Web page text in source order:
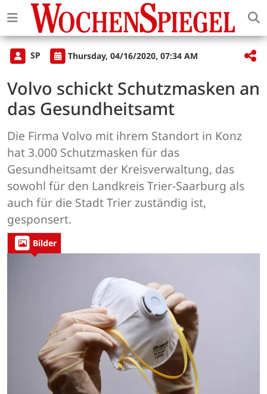
SP Thursday, 04/16/2020, 07:34 AM
Volvo schickt Schutzmasken an
das Gesundheitsamt
Die Firma Volvo mit ihrem Standort in Konz
hat 3.000 Schutzmasken für das
Gesundheitsamt der Kreisverwaltung, das
sowohl für den Landkreis Trier-Saarburg als
auch für die Stadt Trier zuständig ist,
gesponsert.
Bilder